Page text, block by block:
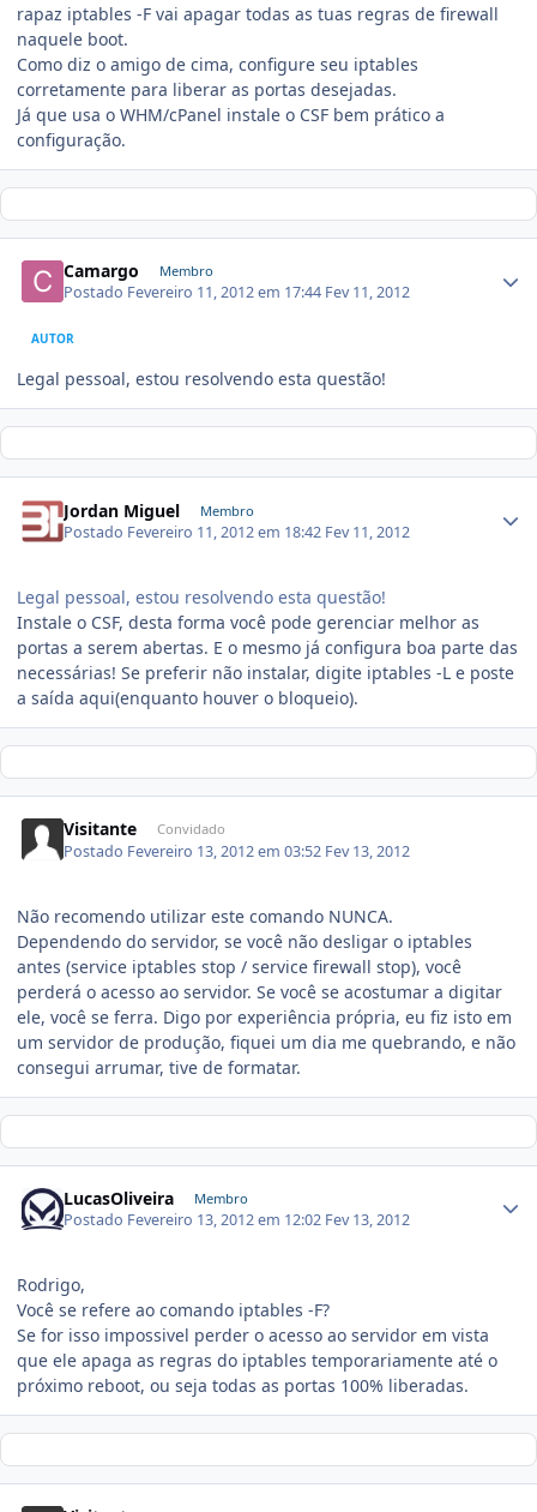
rapaz iptables -F vai apagar todas as tuas regras de firewall
naquele boot.
Como diz o amigo de cima, configure seu iptables
corretamente para liberar as portas desejadas.
Já que usa o WHM/cPanel instale o CSF bem prático a
configuração.
Camargo Membro
Postado Fevereiro 11, 2012 em 17:44 Fev 11, 2012
AUTOR
Legal pessoal, estou resolvendo esta questão!
Jordan Miguel Membro
Postado Fevereiro 11, 2012 em 18:42 Fev 11, 2012
Legal pessoal, estou resolvendo esta questão!
Instale o CSF, desta forma você pode gerenciar melhor as
portas a serem abertas. E o mesmo já configura boa parte das
necessárias! Se preferir não instalar, digite iptables -L e poste
a saída aqui(enquanto houver o bloqueio).
Visitante Convidado
Postado Fevereiro 13, 2012 em 03:52 Fev 13, 2012
Não recomendo utilizar este comando NUNCA.
Dependendo do servidor, se você não desligar o iptables
antes (service iptables stop / service firewall stop), você
perderá o acesso ao servidor. Se você se acostumar a digitar
ele, você se ferra. Digo por experiência própria, eu fiz isto em
um servidor de produção, fiquei um dia me quebrando, e não
consegui arrumar, tive de formatar.
LucasOliveira Membro
Postado Fevereiro 13, 2012 em 12:02 Fev 13, 2012
Rodrigo,
Você se refere ao comando iptables -F?
Se for isso impossivel perder o acesso ao servidor em vista
que ele apaga as regras do iptables temporariamente até o
próximo reboot, ou seja todas as portas 100% liberadas.